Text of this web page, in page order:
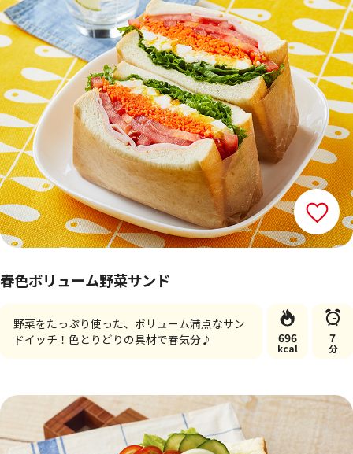
春色ボリューム野菜サンド
野菜をたっぷり使った、ボリューム満点なサン
ドイッチ！色とりどりの具材で春気分♪
696
kcal
7
分